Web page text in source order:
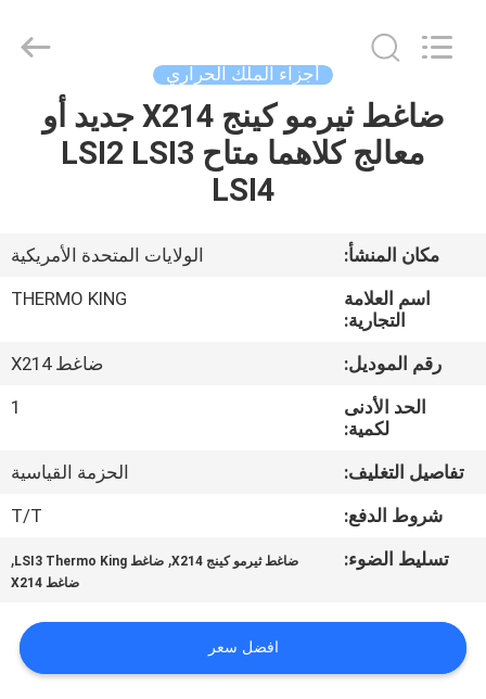
المنزل
حولنا
المصنع
مراقبة
الجودة
اتصل
أخبار
INDUSTRY
أجزاء الملك الحراري
ضاغط ثيرمو كينج X214 جديد أو
معالج كلاهما متاح LSI2 LSI3
LSI4
مكان المنشأ:
الولايات المتحدة الأمريكية
اسم العلامة
التجارية:
THERMO KING
رقم الموديل:
ضاغط X214
الحد الأدنى
لكمية:
1
تفاصيل التغليف:
الحزمة القياسية
شروط الدفع:
T/T
تسليط الضوء:
ضاغط ثيرمو كينج X214 , ضاغط LSI3 Thermo King ,
ضاغط X214
افضل سعر